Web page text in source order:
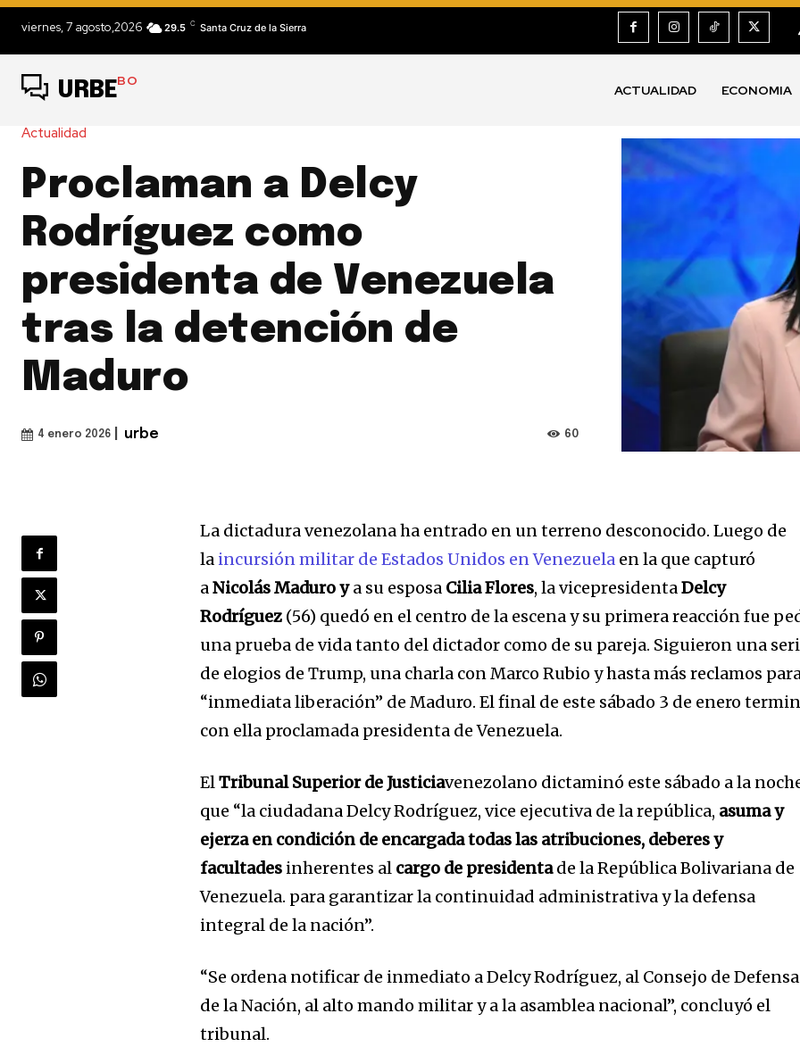
viernes, 7 agosto,2026 29.5 C Santa Cruz de la Sierra
URBEBO
ACTUALIDAD ECONOMIA
Actualidad
Proclaman a Delcy
Rodríguez como
presidenta de Venezuela
tras la detención de
Maduro
4 enero 2026 urbe 60
La dictadura venezolana ha entrado en un terreno desconocido. Luego de
la incursión militar de Estados Unidos en Venezuela en la que capturó
aNicolás Maduro ya su esposa Cilia Flores, la vicepresidentaDelcy
Rodríguez (56) quedó en el centro de la escena y su primera reacción fue
una prueba de vida tanto del dictador como de su pareja. Siguieron una
de elogios de Trump, una charla con Marco Rubio y hasta más reclamos
“inmediata liberación” de Maduro. El final de este sábado 3 de enero
con ella proclamada presidenta de Venezuela.
ElTribunal Superior de Justiciavenezolano dictaminó este sábado a la
que “la ciudadana Delcy Rodríguez, vice ejecutiva de la república, asuma y
ejerza en condición de encargada todas las atribuciones, deberes y
facultades inherentes al cargo de presidentade la República Bolivariana de
Venezuela. para garantizar la continuidad administrativa y la defensa
integral de la nación”.
“Se ordena notificar de inmediato a Delcy Rodríguez, al Consejo de Defensa
de la Nación, al alto mando militar y a la asamblea nacional”, concluyó el
tribunal.